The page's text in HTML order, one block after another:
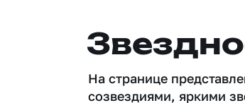
На странице
созвездиями, яркими